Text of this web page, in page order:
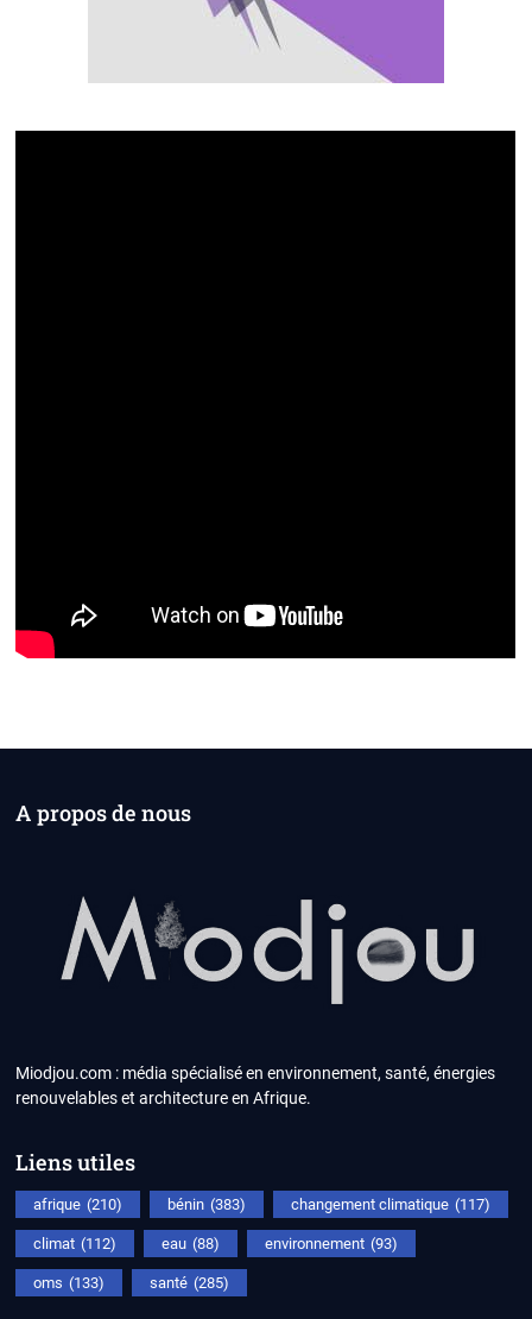
A propos de nous
Miodjou.com : média spécialisé en environnement, santé, énergies
renouvelables et architecture en Afrique.
Liens utiles
afrique (210) bénin (383) changement climatique (117)
climat (112) eau (88) environnement (93)
oms (133) santé (285)